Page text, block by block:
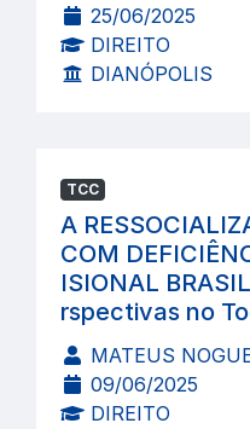
25/06/2025
DIREITO
DIANÓPOLIS
TCC
A
COM
ISIONAL
rspectivas no
MATEUS
09/06/2025
DIREITO